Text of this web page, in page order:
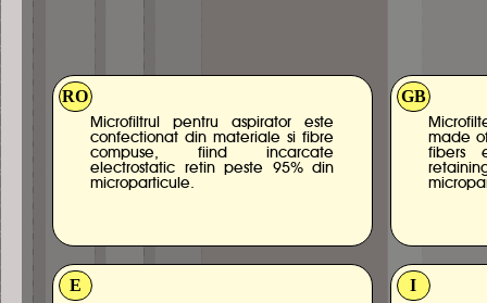
RO
Microfiltrul pentru aspirator este
confectionat din materiale si fibre
compuse, fiind incarcate
electrostatic retin peste 95% din
microparticule.
GB
made
fibers
E I